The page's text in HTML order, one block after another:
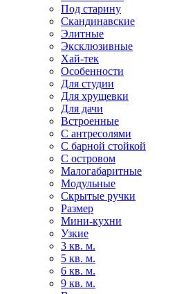
Под старину
Скандинавские
Элитные
Эксклюзивные
Хай-тек
Особенности
Для студии
Для хрущевки
Для дачи
Встроенные
С антресолями
С барной стойкой
С островом
Малогабаритные
Модульные
Скрытые ручки
Размер
Мини-кухни
Узкие
3 кв. м.
5 кв. м.
6 кв. м.
9 кв. м.